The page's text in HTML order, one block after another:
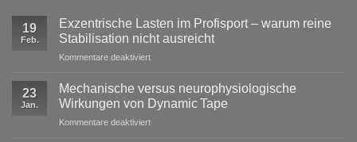
19
Feb.
Exzentrische Lasten im Profisport – warum reine
Stabilisation nicht ausreicht
Kommentare deaktiviertfür
im
Profisport
–
23
Jan.
Mechanische versus neurophysiologische
Wirkungen von Dynamic Tape
Kommentare deaktiviertfür